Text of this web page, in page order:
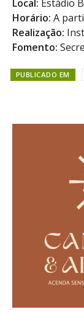
Local: Estádio
Horário: A
Realização:
Fomento:
PUBLICADO EM